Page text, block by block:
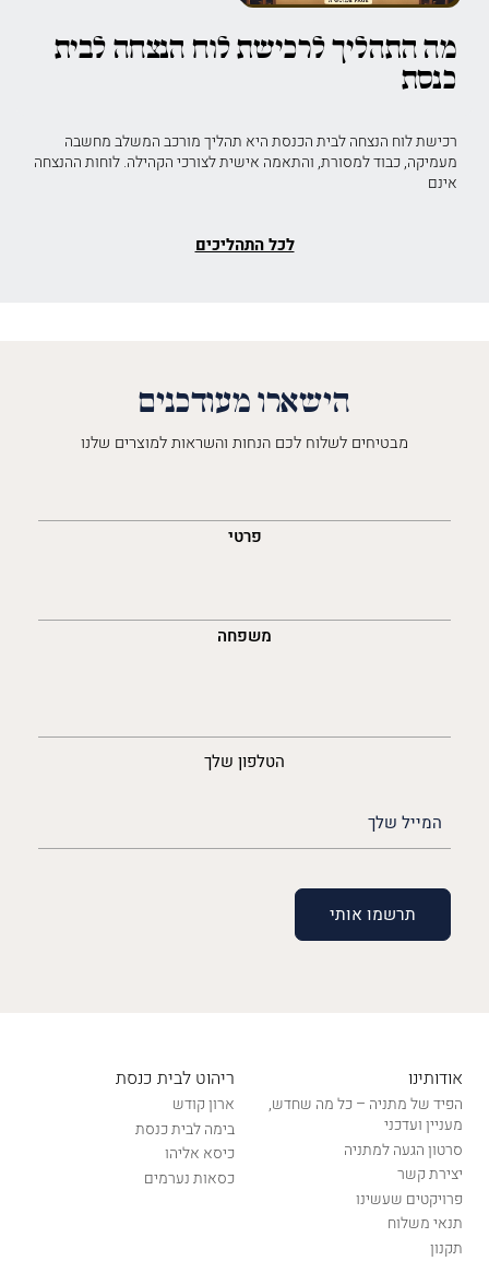
מה התהליך לרכישת לוח הנצחה לבית
כנסת
רכישת לוח הנצחה לבית הכנסת היא תהליך מורכב המשלב מחשבה
מעמיקה, כבוד למסורת, והתאמה אישית לצורכי הקהילה. לוחות ההנצחה
אינם
לכל התהליכים
הישארו מעודכנים
מבטיחים לשלוח לכם הנחות והשראות למוצרים שלנו
פרטי
משפחה
הטלפון שלך
(חובה)
אודותינו
הפיד של מתניה – כל מה שחדש,
מעניין ועדכני
סרטון הגעה למתניה
יצירת קשר
פרויקטים שעשינו
תנאי משלוח
תקנון
ריהוט לבית כנסת
ארון קודש
בימה לבית כנסת
כיסא אליהו
כסאות נערמים